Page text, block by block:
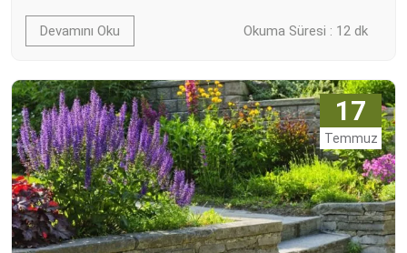
edilen süs bitkilerinden biridir. Doğru koşullarda
yetiştirildiğinde uzun yıllar boyunca canlılığını koruyan bu
hava katar. Begonya çiçeği nasıl bakılır? sorusunun
yanıtını merak edenler için; ışık ihtiyacından sulama
düzenine, toprak seçiminden gübrelemeye…
Devamını Oku Okuma Süresi : 12 dk
17
Temmuz